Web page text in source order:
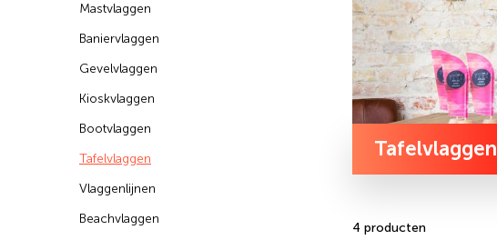
Mastvlaggen
Baniervlaggen
Gevelvlaggen
Kioskvlaggen
Bootvlaggen
Tafelvlaggen
Vlaggenlijnen
Beachvlaggen
Tafelvlaggen
4 producten